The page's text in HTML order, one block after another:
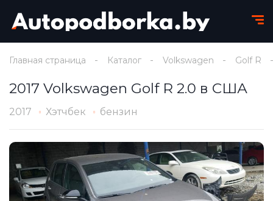
Главная страница Каталог Volkswagen Golf R
2017 Volkswagen Golf R 2.0 в США
2017 Хэтчбек бензин